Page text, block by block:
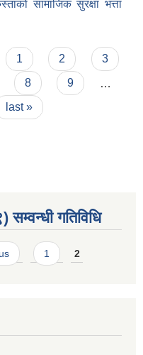
सामाजिक सुरक्षा भत्ता
विवरण ।
1 2
3
8 9
last »
सम्वन्धी गतिविधि
1 2